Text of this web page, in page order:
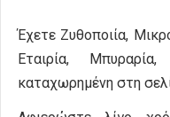
Έχετε Ζυθοποιία,
Εταιρία,
καταχωρημένη στη